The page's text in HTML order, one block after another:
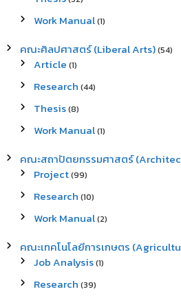
Work Manual(1)
คณะศิลปศาสตร์ (Liberal Arts)(54)
Article (1)
Research (44)
Thesis(8)
Work Manual(1)
คณะสถาปัตยกรรมศาสตร์
Project(99)
Research (10)
Work Manual(2)
คณะเทคโนโลยีการเกษตร
Job Analysis(1)
Research (39)